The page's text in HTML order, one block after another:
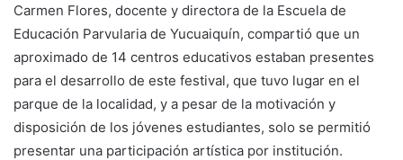
Carmen Flores, docente y directora de la Escuela de
Educación Parvularia de Yucuaiquín, compartió que un
aproximado de 14 centros educativos estaban presentes
para el desarrollo de este festival, que tuvo lugar en el
parque de la localidad, y a pesar de la motivación y
disposición de los jóvenes estudiantes, solo se permitió
presentar una participación artística por institución.